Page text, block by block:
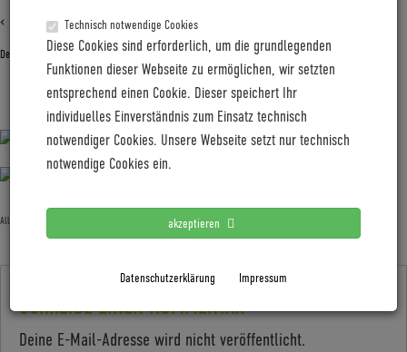
Technisch notwendige Cookies
Diese Cookies sind erforderlich, um die grundlegenden
Funktionen dieser Webseite zu ermöglichen, wir setzten
entsprechend einen Cookie. Dieser speichert Ihr
individuelles Einverständnis zum Einsatz technisch
notwendiger Cookies. Unsere Webseite setzt nur technisch
notwendige Cookies ein.
akzeptieren
Datenschutzerklärung Impressum
‹ Zurück zuCoboc_Taiwan_PM_2b_web
Dezember 15, 2023 Gabi Jung— No Comments
Coboc_Taiwan_PM_2b_web
Allgemein
SCHREIBE EINEN KOMMENTAR
Deine E-Mail-Adresse wird nicht veröffentlicht.